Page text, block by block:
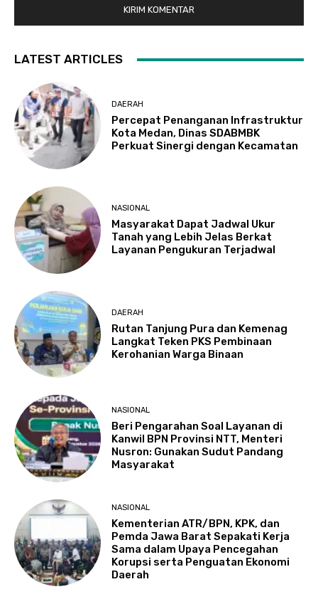
LATEST ARTICLES
DAERAH
Percepat Penanganan Infrastruktur
Kota Medan, Dinas SDABMBK
Perkuat Sinergi dengan Kecamatan
NASIONAL
Masyarakat Dapat Jadwal Ukur
Tanah yang Lebih Jelas Berkat
Layanan Pengukuran Terjadwal
DAERAH
Rutan Tanjung Pura dan Kemenag
Langkat Teken PKS Pembinaan
Kerohanian Warga Binaan
NASIONAL
Beri Pengarahan Soal Layanan di
Kanwil BPN Provinsi NTT, Menteri
Nusron: Gunakan Sudut Pandang
Masyarakat
NASIONAL
Kementerian ATR/BPN, KPK, dan
Pemda Jawa Barat Sepakati Kerja
Sama dalam Upaya Pencegahan
Korupsi serta Penguatan Ekonomi
Daerah